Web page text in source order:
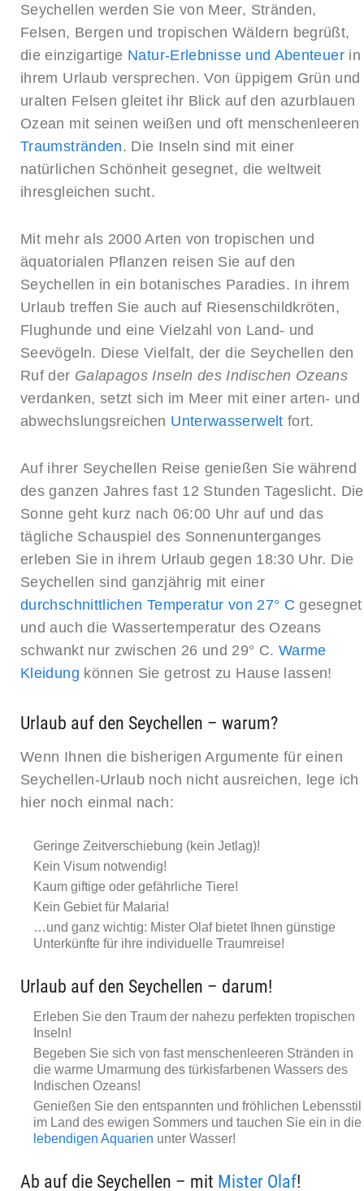
Seychellen werden Sie von Meer, Stränden,
Felsen, Bergen und tropischen Wäldern begrüßt,
die einzigartige Natur-Erlebnisse und Abenteuerin
ihrem Urlaub versprechen. Von üppigem Grün und
uralten Felsen gleitet ihr Blick auf den azurblauen
Ozean mit seinen weißen und oft menschenleeren
Traumstränden. Die Inseln sind mit einer
natürlichen Schönheit gesegnet, die weltweit
ihresgleichen sucht.
Mit mehr als 2000 Arten von tropischen und
äquatorialen Pflanzen reisen Sie auf den
Seychellen in ein botanisches Paradies. In ihrem
Urlaub treffen Sie auch auf Riesenschildkröten,
Flughunde und eine Vielzahl von Land- und
Seevögeln. Diese Vielfalt, der die Seychellen den
Ruf der Galapagos Inseln des Indischen Ozeans
verdanken, setzt sich im Meer mit einer arten- und
abwechslungsreichen Unterwasserwelt fort.
Auf ihrer Seychellen Reise genießen Sie während
des ganzen Jahres fast 12 Stunden Tageslicht. Die
Sonne geht kurz nach 06:00 Uhr auf und das
tägliche Schauspiel des Sonnenunterganges
erleben Sie in ihrem Urlaub gegen 18:30 Uhr. Die
Seychellen sind ganzjährig mit einer
durchschnittlichen Temperatur von 27° C gesegnet
und auch die Wassertemperatur des Ozeans
schwankt nur zwischen 26 und 29° C. Warme
Kleidung können Sie getrost zu Hause lassen!
Urlaub auf den Seychellen – warum?
Wenn Ihnen die bisherigen Argumente für einen
Seychellen-Urlaub noch nicht ausreichen, lege ich
hier noch einmal nach:
Geringe Zeitverschiebung (kein Jetlag)!
Kein Visum notwendig!
Kaum giftige oder gefährliche Tiere!
Kein Gebiet für Malaria!
…und ganz wichtig: Mister Olaf bietet Ihnen günstige
Unterkünfte für ihre individuelle Traumreise!
Urlaub auf den Seychellen – darum!
Erleben Sie den Traum der nahezu perfekten tropischen
Inseln!
Begeben Sie sich von fast menschenleeren Stränden in
die warme Umarmung des türkisfarbenen Wassers des
Indischen Ozeans!
Genießen Sie den entspannten und fröhlichen Lebensstil
im Land des ewigen Sommers und tauchen Sie ein in die
lebendigen Aquarien unter Wasser!
Ab auf die Seychellen – mit Mister Olaf!